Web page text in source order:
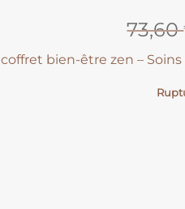
73,60
coffret bien-être zen –